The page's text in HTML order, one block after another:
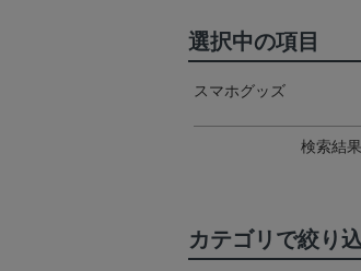
選択中の項目
スマホグッズ
検索結
カテゴリで絞り